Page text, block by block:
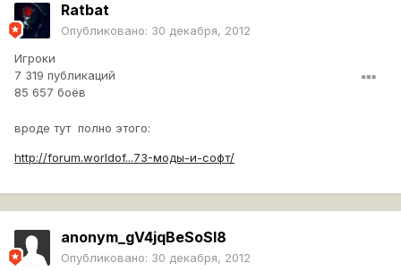
Ratbat
Опубликовано: 30 декабря, 2012
Игроки
7 319 публикаций
85 657 боёв
вроде тут полно этого:
http://forum.worldof...73-моды-и-софт/
anonym_gV4jqBeSoSl8
Опубликовано: 30 декабря, 2012